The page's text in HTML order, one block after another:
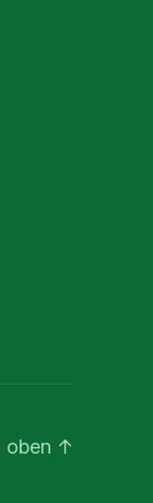
oben ↑